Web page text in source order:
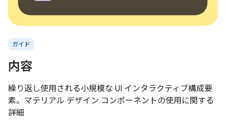
ガイド
内容
繰り返し使用される小規模な UI インタラクティブ構成要
素。マテリアル デザイン コンポーネントの使用に関する
詳細